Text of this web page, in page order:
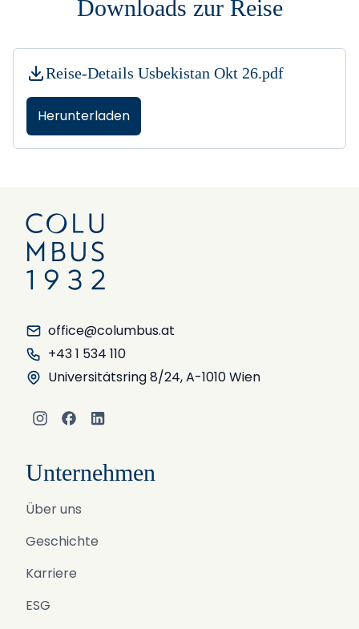
Downloads zur Reise
Reise-Details Usbekistan Okt 26.pdf
Herunterladen
office@columbus.at
+43 1 534 110
Universitätsring 8/24, A-1010 Wien
Instagram
Facebook
LinkedIn
Unternehmen
Über uns
Geschichte
Karriere
ESG